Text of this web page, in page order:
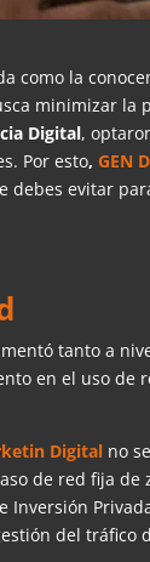
como la
minimizar la
Digital,
Por esto,GEN
debes evitar
tanto a
en el uso de
Digital no
de red fija de
Inversión
del tráfico